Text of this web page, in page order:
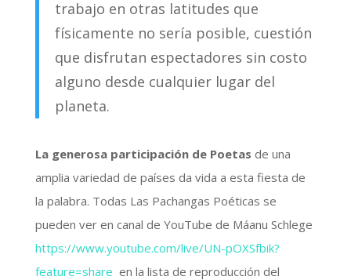
trabajo en otras latitudes que
físicamente no sería posible, cuestión
que disfrutan espectadores sin costo
alguno desde cualquier lugar del
planeta.
La generosa participación de Poetas de una
amplia variedad de países da vida a esta fiesta de
la palabra. Todas Las Pachangas Poéticas se
pueden ver en canal de YouTube de Máanu Schlege
https://www.youtube.com/live/UN-pOXSfbik?
feature=share en la lista de reproducción del